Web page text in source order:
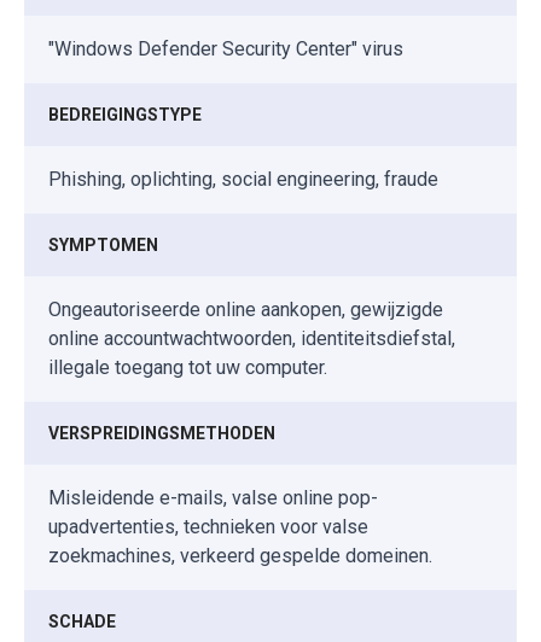
"Windows Defender Security Center" virus
BEDREIGINGSTYPE
Phishing, oplichting, social engineering, fraude
SYMPTOMEN
Ongeautoriseerde online aankopen, gewijzigde
online accountwachtwoorden, identiteitsdiefstal,
illegale toegang tot uw computer.
VERSPREIDINGSMETHODEN
Misleidende e-mails, valse online pop-
upadvertenties, technieken voor valse
zoekmachines, verkeerd gespelde domeinen.
SCHADE